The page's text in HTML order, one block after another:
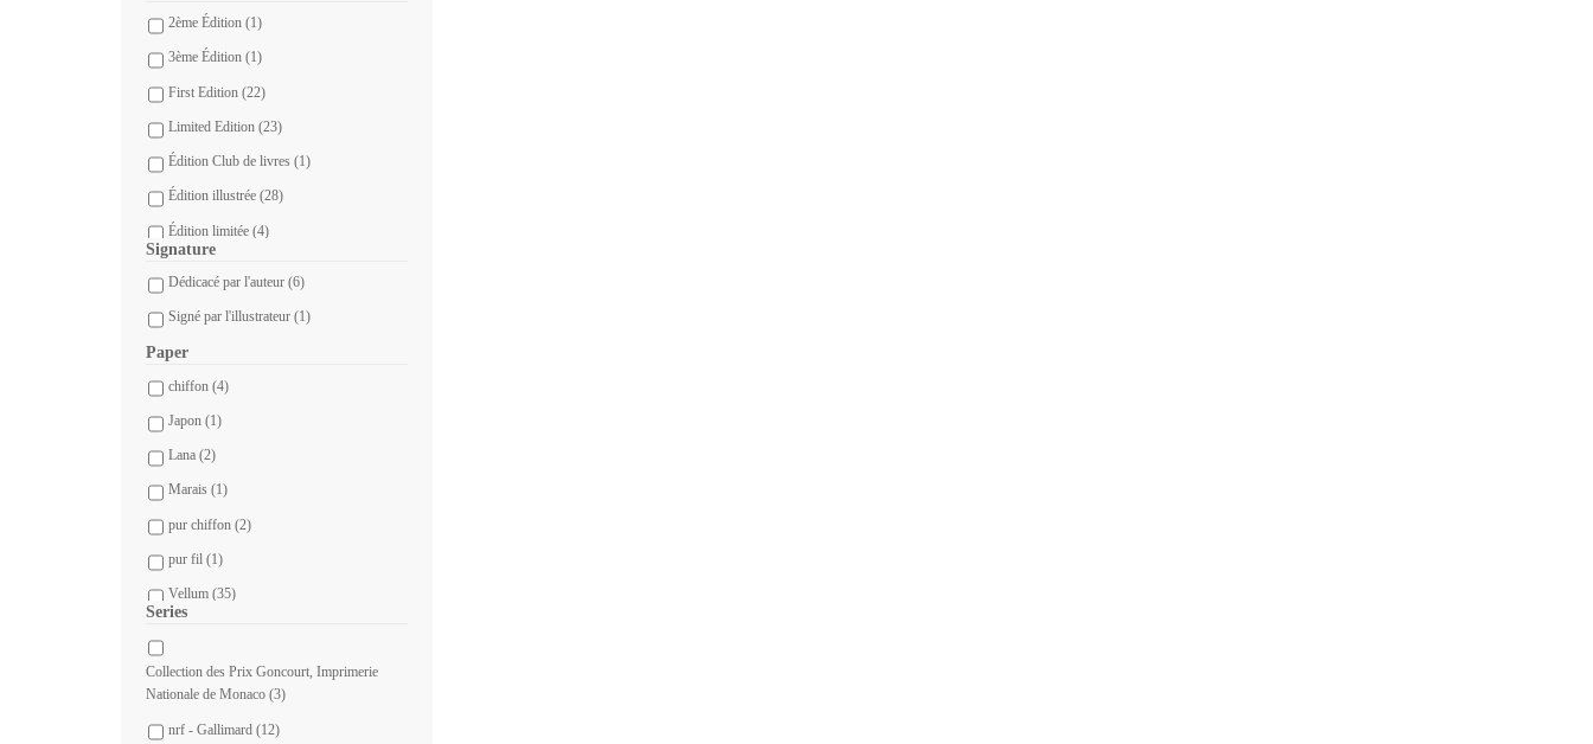
1908(1)
1911(1)
1912(2)
1915
1918(2)
1920(1)
1921 (1)
1922(1)
1925(4)
1926(4)
1928(5)
1931 (4)
1932(2)
1933 (2)
2ème Édition (1)
3ème Édition (1)
First Edition (22)
Limited Edition (23)
Édition Club de livres (1)
Édition illustrée (28)
Édition limitée (4)
Signature
Dédicacé par l'auteur (6)
Signé par l'illustrateur (1)
Paper
chiffon (4)
Japon (1)
Lana (2)
Marais (1)
pur chiffon (2)
pur fil (1)
Vellum (35)
vélin d'Arches (3)
vélin de Rives(2)
Series
Collection des Prix Goncourt, Imprimerie
Nationale de Monaco (3)
nrf - Gallimard (12)